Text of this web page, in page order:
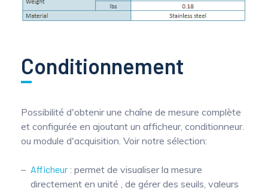
Conditionnement
Possibilité d'obtenir une chaîne de mesure complète
et configurée en ajoutant un afficheur, conditionneur.
ou module d'acquisition. Voir notre sélection:
Afficheur : permet de visualiser la mesure
directement en unité , de gérer des seuils, valeurs